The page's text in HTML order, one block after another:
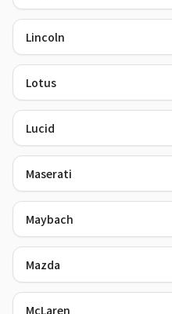
Lincoln
Lotus
Lucid
Maserati
Maybach
Mazda
McLaren